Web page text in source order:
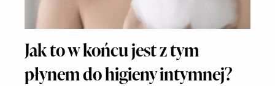
Jak to w końcu jest z tym
płynem do higieny intymnej?